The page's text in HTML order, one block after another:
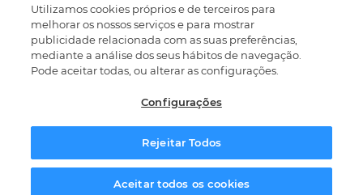
Certificações
© 2026 |Termos e condições|Política de privacidade|Política de Cookies
Preferências de cookies
Utilizamos cookies próprios e de terceiros para
melhorar os nossos serviços e para mostrar
publicidade relacionada com as suas preferências,
mediante a análise dos seus hábitos de navegação.
Pode aceitar todas, ou alterar as configurações.
Configurações
Rejeitar Todos
Aceitar todos os cookies